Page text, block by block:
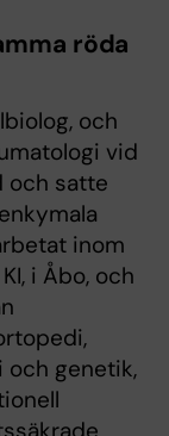
röda
och
vid
och satte
inom
i Åbo, och
och genetik,